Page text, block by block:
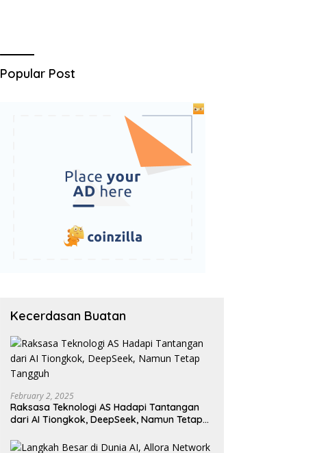
Popular Post
Kecerdasan Buatan
February 2, 2025
Raksasa Teknologi AS Hadapi Tantangan
dari AI Tiongkok, DeepSeek, Namun Tetap